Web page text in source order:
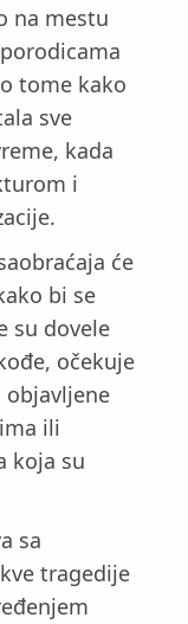
na mestu
tome kako
sve
kada
i
će
bi se
su dovele
očekuje
objavljene
ili
koja su
sa
tragedije